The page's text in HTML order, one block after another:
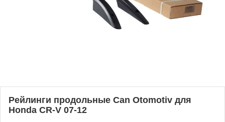
Рейлинги продольные Can Otomotiv для
Honda CR-V 07-12